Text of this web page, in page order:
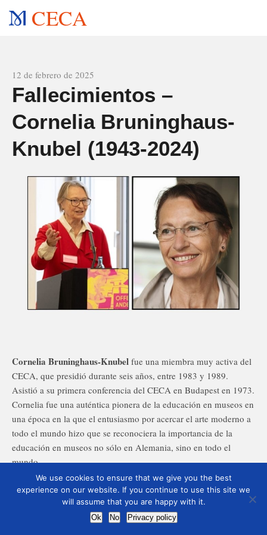
CECA
12 de febrero de 2025
Fallecimientos –
Cornelia Bruninghaus-
Knubel (1943-2024)
Cornelia Bruninghaus-Knubel fue una miembra muy activa del
CECA, que presidió durante seis años, entre 1983 y 1989.
Asistió a su primera conferencia del CECA en Budapest en 1973.
Cornelia fue una auténtica pionera de la educación en museos en
una época en la que el entusiasmo por acercar el arte moderno a
todo el mundo hizo que se reconociera la importancia de la
educación en museos no sólo en Alemania, sino en todo el
mundo.
2025 Cornelia Bruninghaus-Knubel >
Photos : Dirk Rose for LaB K NRW, Emanuela Danielewicz.
We use cookies to ensure that we give you the best
experience on our website. If you continue to use this site we
will assume that you are happy with it.
Ok No Privacy policy